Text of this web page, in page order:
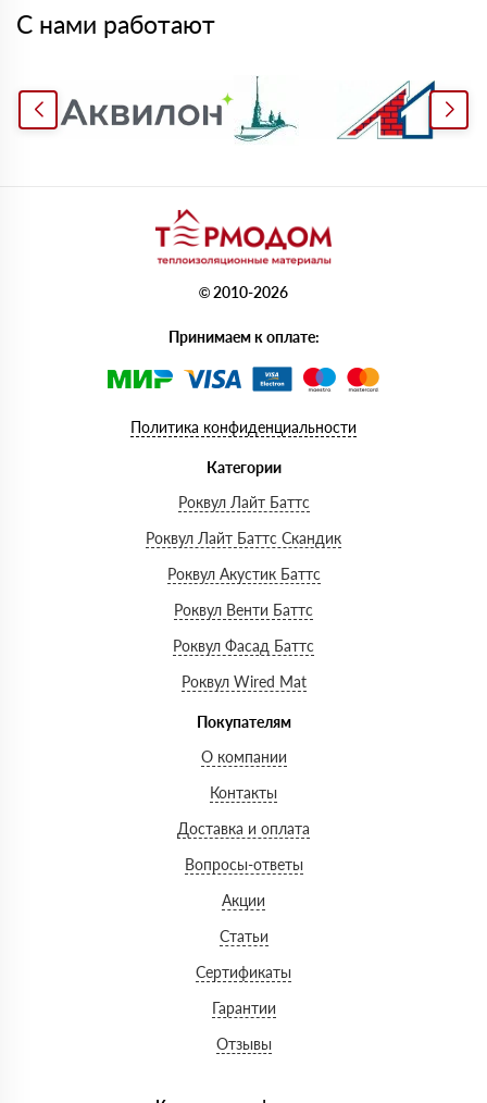
С нами работают
© 2010-2026
Принимаем к оплате:
Политика конфиденциальности
Категории
Роквул Лайт Баттс
Роквул Лайт Баттс Скандик
Роквул Акустик Баттс
Роквул Венти Баттс
Роквул Фасад Баттс
Роквул Wired Mat
Покупателям
О компании
Контакты
Доставка и оплата
Вопросы-ответы
Акции
Статьи
Сертификаты
Гарантии
Отзывы